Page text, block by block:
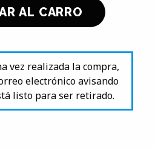
vez realizada la compra,
electrónico avisando
listo para ser retirado.